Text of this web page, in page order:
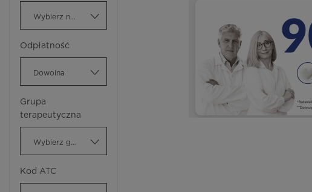
Odpłatność
Dowolna
Grupa
terapeutyczna
Kod ATC